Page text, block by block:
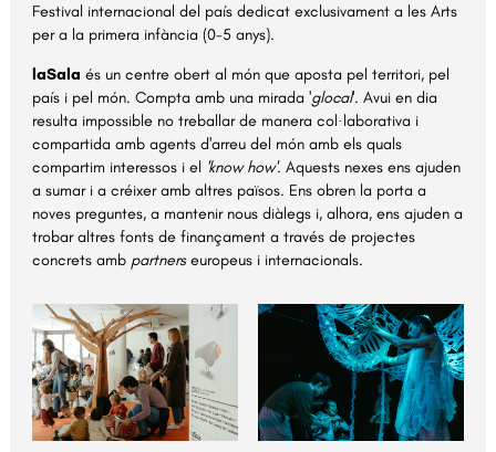
Festival internacional del país dedicat exclusivament a les Arts
per a la primera infància (0-5 anys).
laSala és un centre obert al món que aposta pel territori, pel
país i pel món. Compta amb una mirada 'glocal'. Avui en dia
resulta impossible no treballar de manera col·laborativa i
compartida amb agents d'arreu del món amb els quals
compartim interessos i el 'know how'. Aquests nexes ens ajuden
a sumar i a créixer amb altres països. Ens obren la porta a
noves preguntes, a mantenir nous diàlegs i, alhora, ens ajuden a
trobar altres fonts de finançament a través de projectes
concrets amb partnerseuropeus i internacionals.